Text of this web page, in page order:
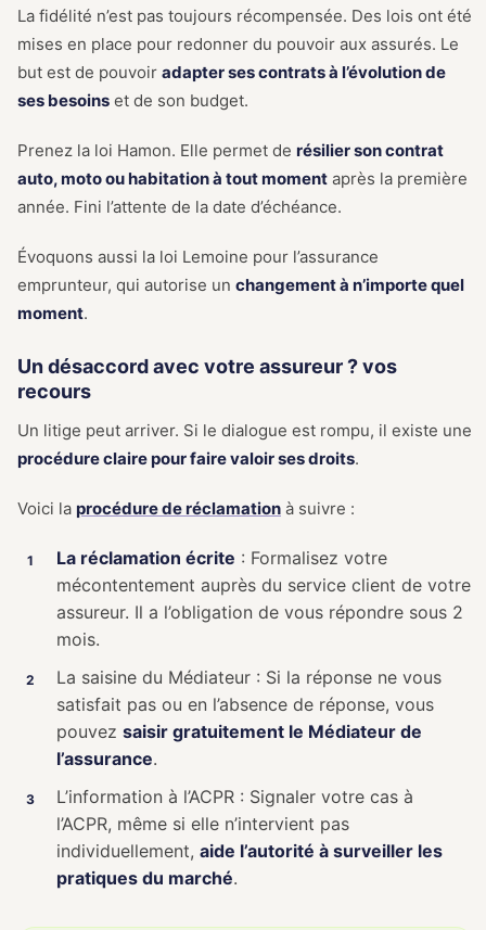
La fidélité n’est pas toujours récompensée. Des lois ont été
mises en place pour redonner du pouvoir aux assurés. Le
but est de pouvoir adapter ses contrats à l’évolution de
ses besoins et de son budget.
Prenez la loi Hamon. Elle permet de résilier son contrat
auto, moto ou habitation à tout moment après la première
année. Fini l’attente de la date d’échéance.
Évoquons aussi la loi Lemoine pour l’assurance
emprunteur, qui autorise un changement à n’importe quel
moment.
Un désaccord avec votre assureur ? vos
recours
Un litige peut arriver. Si le dialogue est rompu, il existe une
procédure claire pour faire valoir ses droits.
Voici la procédure de réclamation à suivre :
La réclamation écrite : Formalisez votre
mécontentement auprès du service client de votre
assureur. Il a l’obligation de vous répondre sous 2
mois.
La saisine du Médiateur : Si la réponse ne vous
satisfait pas ou en l’absence de réponse, vous
pouvez saisir gratuitement le Médiateur de
l’assurance.
L’information à l’ACPR : Signaler votre cas à
l’ACPR, même si elle n’intervient pas
individuellement, aide l’autorité à surveiller les
pratiques du marché.